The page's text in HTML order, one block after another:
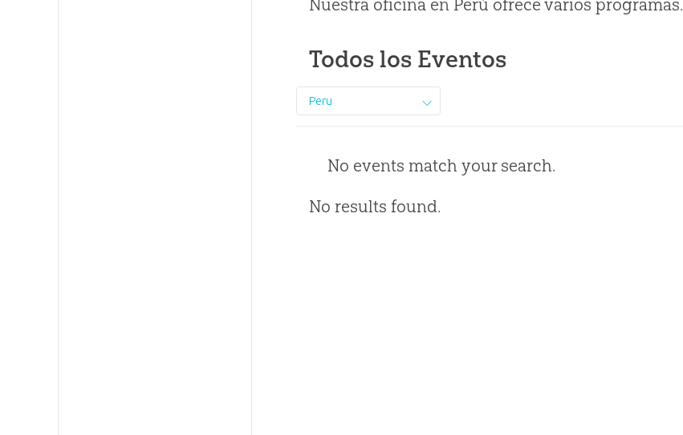
Nuestra oficina en Perú ofrece varios programas.
Todos los Eventos
Peru
No events match your search.
No results found.